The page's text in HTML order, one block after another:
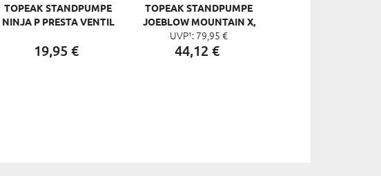
TOPEAK STANDPUMPE
NINJA P PRESTA VENTIL
CAGE
19,95 €
TOPEAK STANDPUMPE
JOEBLOW MOUNTAIN X,
SCHWARZ
UVP¹: 79, 95 €
44,12 €